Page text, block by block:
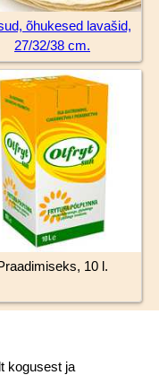
õhukesed lavašid,
27/32/38 cm.
10 l.
kogusest ja